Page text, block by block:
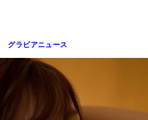
グラビアニュース